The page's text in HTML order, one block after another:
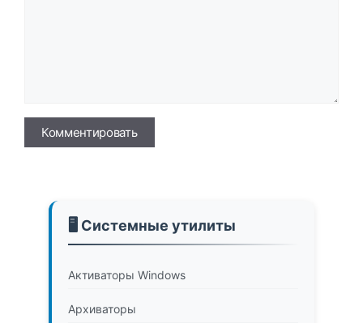
Имя
🖥️ Системные утилиты
Активаторы Windows
Архиваторы